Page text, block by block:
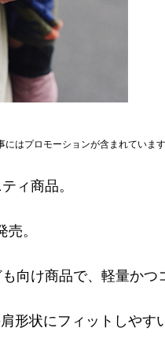
はプロモーションが含まれています
ィ商品。
。
向け商品で、軽量かつ
形状にフィットしやす